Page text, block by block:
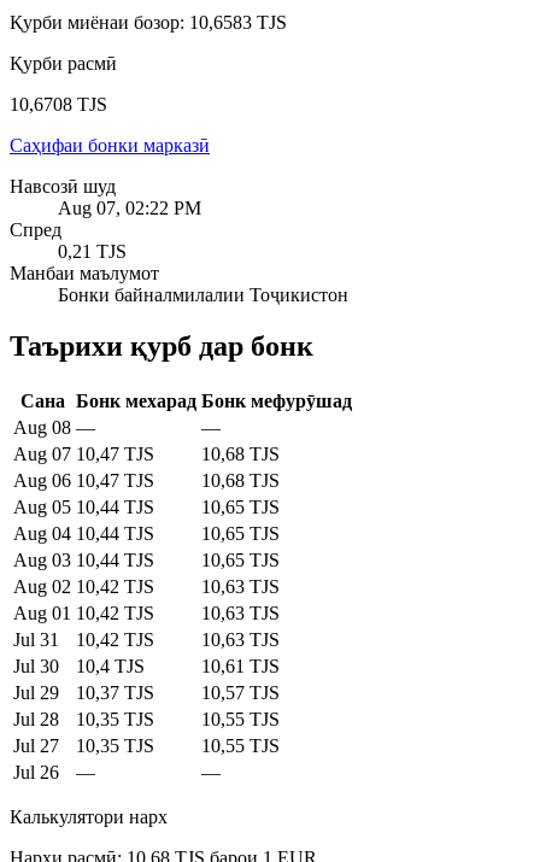
Қурби миёнаи бозор: 10,6583 TJS
Қурби расмӣ
10,6708 TJS
Саҳифаи бонки марказӣ
Навсозӣ шуд
Aug 07, 02:22 PM
Спред
0,21 TJS
Манбаи маълумот
Бонки байналмилалии Тоҷикистон
Таърихи қурб дар бонк
Сана Бонк мехарад Бонк мефурӯшад
Aug 08 —
—
Aug 07 10,47 TJS
10,68 TJS
Aug 06 10,47 TJS
10,68 TJS
Aug 05 10,44 TJS
10,65 TJS
Aug 04 10,44 TJS
10,65 TJS
Aug 03 10,44 TJS
10,65 TJS
Aug 02 10,42 TJS
10,63 TJS
Aug 01 10,42 TJS
10,63 TJS
Jul 31
10,42 TJS
10,63 TJS
Jul 30
10,4 TJS
10,61 TJS
Jul 29
10,37 TJS
10,57 TJS
Jul 28
10,35 TJS
10,55 TJS
Jul 27
10,35 TJS
10,55 TJS
Jul 26
— —
Калькулятори нарх